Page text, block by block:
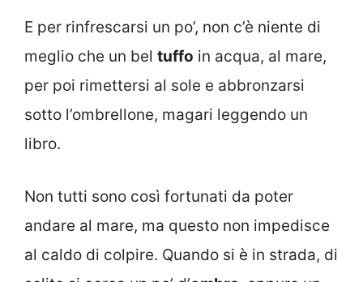
E per rinfrescarsi un po’, non c’è niente di
meglio che un bel tuffo in acqua, al mare,
per poi rimettersi al sole e abbronzarsi
sotto l’ombrellone, magari leggendo un
libro.
Non tutti sono così fortunati da poter
andare al mare, ma questo non impedisce
al caldo di colpire. Quando si è in strada, di